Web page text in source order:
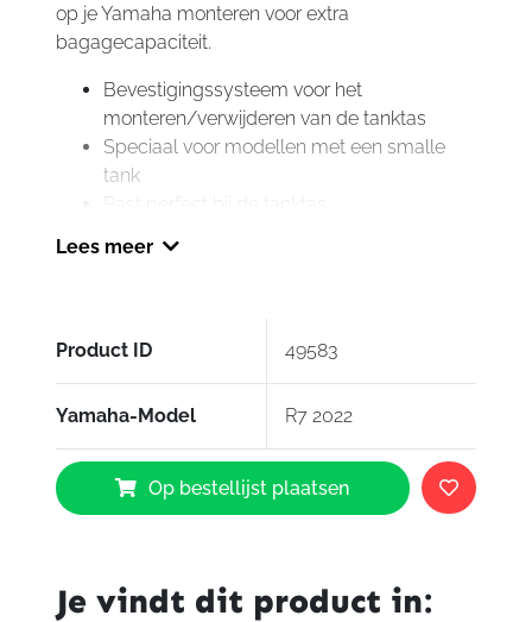
op je Yamaha monteren voor extra
bagagecapaciteit.
Bevestigingssysteem voor het
monteren/verwijderen van de tanktas
Speciaal voor modellen met een smalle
tank
Past perfect bij de tanktas
Eenvoudige montage
BEB-FTBRG-00-00
Lees meer
Product ID 49583
Yamaha-Model R7 2022
Yamaha
Adaptor
ring
aantal
Op bestellijst plaatsen
Je vindt dit product in: